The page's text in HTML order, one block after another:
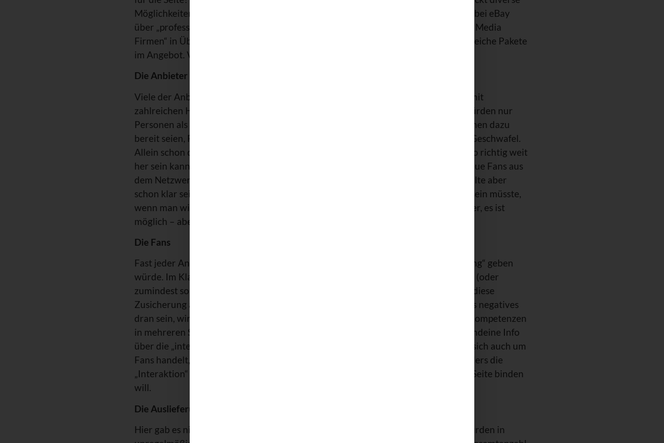
Möglichkeiten aus, Fans für seine Facebook-Seite zu kaufen. Von privaten Hökern bei eBay
über „professionelle“ Anbieter hier in Deutschland bis hin zu einschlägigen „Social Media
Firmen“ in Übersee, vor allem natürlich in den USA. Fast alle Anbieter haben zahlreiche Pakete
im Angebot. Von 500 bis 50.000 neuen Fans war alles dabei.
Die Anbieter
Viele der Anbieter bemühen sich um möglichst seriöses Auftreten. Das vor allem mit
zahlreichen Hinweisen, dass es sich IMMER um „echte Fans“ handeln würde. Es würden nur
Personen als neue Fans generiert, die im Rahmen von Kooperationen mit den Firmen dazu
bereit seien, Fans von bestimmten Seiten zu werden, blablabla, etc. – das übliche Geschwafel.
Allein schon die Zahl von 50.000 neuen Fans lassen erahnen, dass es damit nicht so richtig weit
her sein kann. Natürlich, im Vergleich zu 600 Millionen Mitgliedern sind 50.000 neue Fans aus
dem Netzwerk von Facebook kein wirklich großer Wert. Auf der anderen Seite sollte aber
schon klar sein, dass allein der Verwaltungsaufwand eines Anbieters relativ groß sein müsste,
wenn man wirklich Kooperationen mit so vielen Leuten abgeschlossen hätte. Sicher, es ist
möglich – aber durchaus tricky zu realisieren.
Die Fans
Fast jeder Anbieter wies ausdrücklich darauf hin, dass es bei den Fans ein „Targeting“ geben
würde. Im Klartext: Ich habe eine deutsche Facebook-Seite, ich will deutsche Fans (oder
zumindest solche, die der deutschen Sprache mächtig sind). Kurioserweise gab es diese
Zusicherung auch von Anbietern aus den USA. Hmmm… Muss grundsätzlich nichts negatives
dran sein, wirkt aber doch irgendwie seltsam. Sollte der Anbieter also auch über Kompetenzen
in mehreren Sprachen verfügen? Was auf jeden Fall nie zur Sprache kam, war irgendeine Info
über die „interaktive Qualität“ der Fans. Es wurde also nicht versprochen, dass es sich auch um
Fans handelt, die sich überhaupt für das Thema der Website interessieren. Besonders die
„Interaktion“ ist aber bei Facebook besonders wichtig, weil man ja Leute an seine Seite binden
will.
Die Auslieferung
Hier gab es nichts zu bemängeln. Ich habee einige Anbieter getestet, die „Fans“ wurden in